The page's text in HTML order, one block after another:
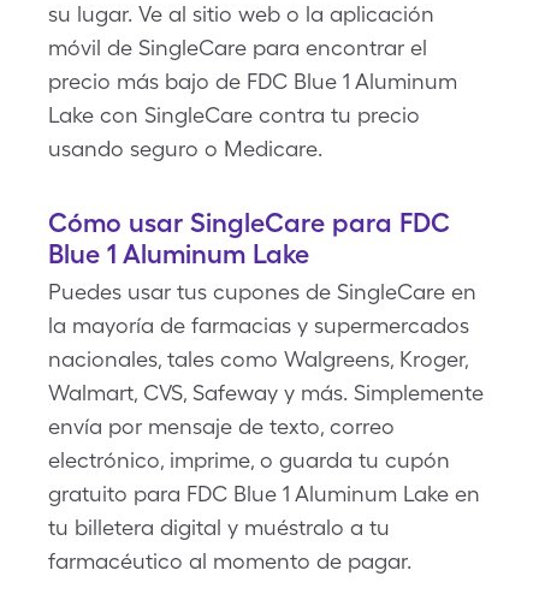
su lugar. Ve al sitio web o la aplicación
móvil de SingleCare para encontrar el
precio más bajo de FDC Blue 1 Aluminum
Lake con SingleCare contra tu precio
usando seguro o Medicare.
Cómo usar SingleCare para FDC
Blue 1 Aluminum Lake
Puedes usar tus cupones de SingleCare en
la mayoría de farmacias y supermercados
nacionales, tales como Walgreens, Kroger,
Walmart, CVS, Safeway y más. Simplemente
envía por mensaje de texto, correo
electrónico, imprime, o guarda tu cupón
gratuito para FDC Blue 1 Aluminum Lake en
tu billetera digital y muéstralo a tu
farmacéutico al momento de pagar.